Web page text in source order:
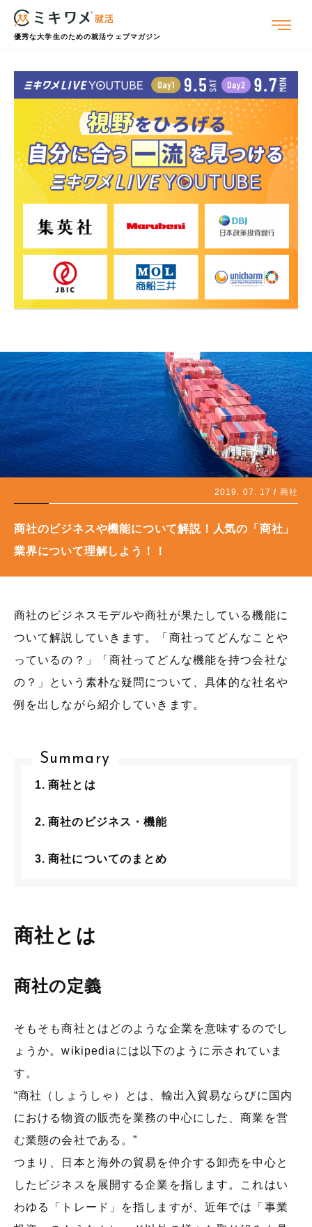
優秀な大学生のための就活ウェブマガジン
2019. 07. 17 商社
商社のビジネスや機能について解説！人気の「商社」
業界について理解しよう！！
商社のビジネスモデルや商社が果たしている機能に
ついて解説していきます。「商社ってどんなことや
っているの？」「商社ってどんな機能を持つ会社な
の？」という素朴な疑問について、具体的な社名や
例を出しながら紹介していきます。
Summary
商社とは
商社のビジネス・機能
商社についてのまとめ
商社とは
商社の定義
そもそも商社とはどのような企業を意味するのでし
ょうか。wikipediaには以下のように示されていま
す。
“商社（しょうしゃ）とは、輸出入貿易ならびに国内
における物資の販売を業務の中心にした、商業を営
む業態の会社である。”
つまり、日本と海外の貿易を仲介する卸売を中心と
したビジネスを展開する企業を指します。これはい
わゆる「トレード」を指しますが、近年では「事業